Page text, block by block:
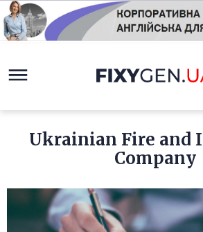
Ukrainian Fire and
Company